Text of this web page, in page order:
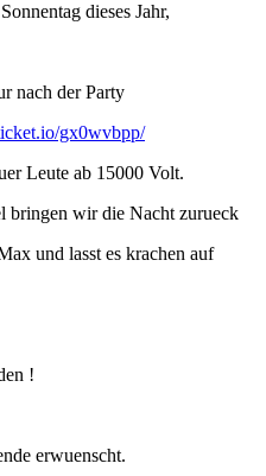
dieses Jahr,
nach der Party
gx0wvbpp/
Leute ab 15000 Volt.
bringen wir die Nacht zurueck
und lasst es krachen auf
!
erwuenscht.